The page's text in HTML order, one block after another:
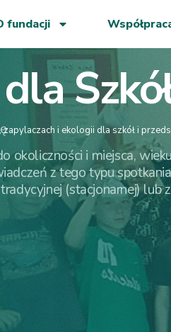
fundacji
zapylaczach i ekologii dla szkół i
okoliczności i miejsca,
z tego typu
(stacjonarnej) lub